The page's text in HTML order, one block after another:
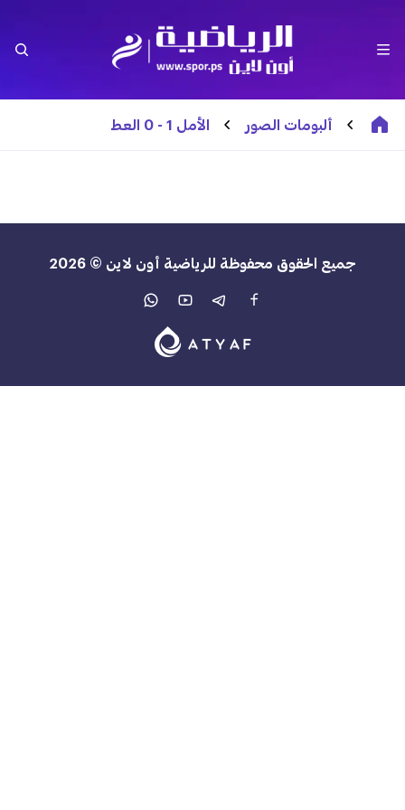
ألبومات الصور الأمل 1 - 0 العط
جميع الحقوق محفوظة للرياضية أون لاين © 2026